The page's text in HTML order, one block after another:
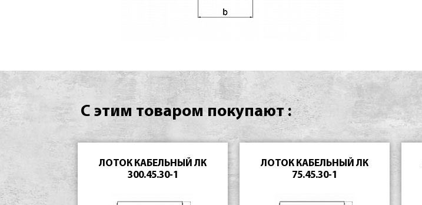
С этим товаром покупают :
ЛОТОК КАБЕЛЬНЫЙ ЛК
300.45.30-1
ЛОТОК КАБЕЛЬНЫЙ ЛК
75.45.30-1